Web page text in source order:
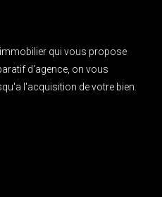
qui vous propose
d'agence, on vous
l'acquisition de votre bien.